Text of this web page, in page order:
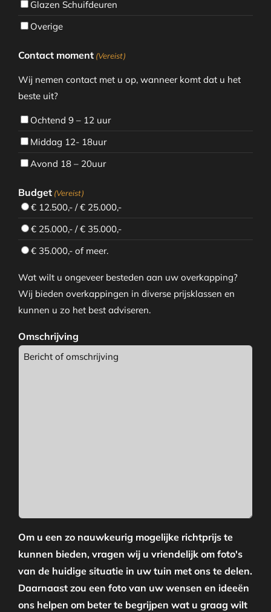
Glazen Schuifdeuren
Overige
Contact moment (Vereist)
Wij nemen contact met u op, wanneer komt dat u het
beste uit?
Ochtend 9 – 12 uur
Middag 12- 18uur
Avond 18 – 20uur
Budget (Vereist)
€ 12.500,- / € 25.000,-
€ 25.000,- / € 35.000,-
€ 35.000,- of meer.
Wat wilt u ongeveer besteden aan uw overkapping?
Wij bieden overkappingen in diverse prijsklassen en
kunnen u zo het best adviseren.
Omschrijving
Om u een zo nauwkeurig mogelijke richtprijs te
kunnen bieden, vragen wij u vriendelijk om foto's
van de huidige situatie in uw tuin met ons te delen.
Daarnaast zou een foto van uw wensen en ideeën
ons helpen om beter te begrijpen wat u graag wilt